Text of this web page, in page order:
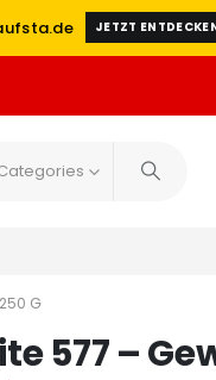
JETZT
250 G
577 –